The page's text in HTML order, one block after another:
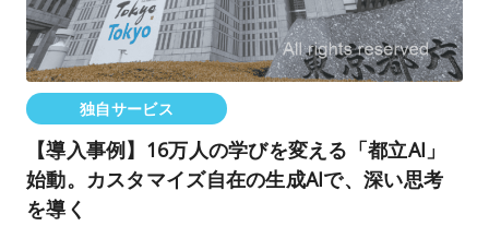
独自サービス
【導入事例】16万人の学びを変える「都立AI」
始動。カスタマイズ自在の生成AIで、深い思考
を導く